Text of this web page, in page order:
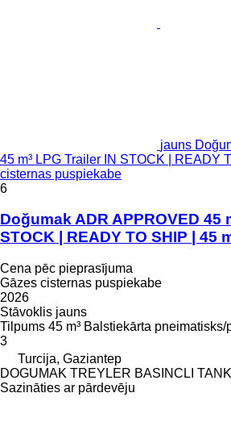
jauns
45 m³ LPG Trailer IN STOCK | READY
cisternas puspiekabe
6
Doğumak ADR APPROVED 45
STOCK | READY TO SHIP | 45
Cena pēc pieprasījuma
Gāzes cisternas puspiekabe
2026
Stāvoklis jauns
Tilpums 45 m³ Balstiekārta pneimatisks/
3
Turcija, Gaziantep
DOGUMAK TREYLER BASINCLI
Sazināties ar pārdevēju